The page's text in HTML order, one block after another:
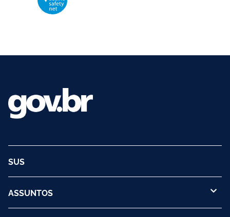
SUS
ASSUNTOS